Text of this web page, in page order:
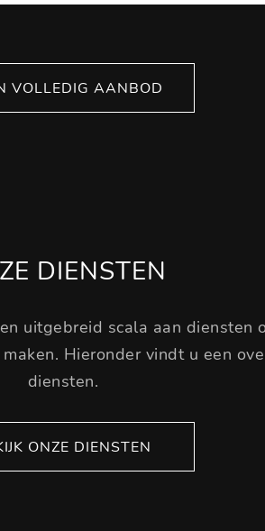
VOLLEDIG AANBOD
DIENSTEN
uitgebreid scala aan diensten
Hieronder vindt u een
diensten.
ONZE DIENSTEN